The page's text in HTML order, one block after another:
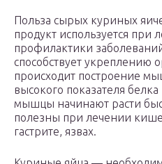
Польза сырых куриных
продукт используется при
профилактики
способствует укреплению
происходит построение
высокого показателя белка
мышцы начинают расти
полезны при лечении
гастрите, язвах.